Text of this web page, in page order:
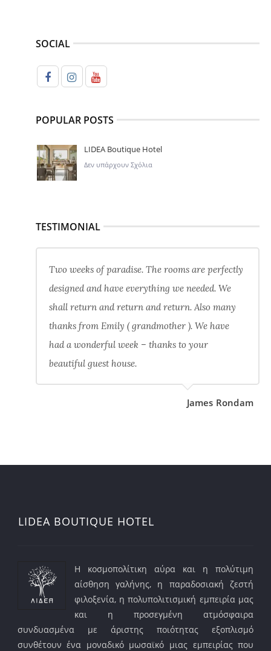
SOCIAL
POPULAR POSTS
LIDEA Boutique Hotel
Δεν υπάρχουν Σχόλια
TESTIMONIAL
Two weeks of paradise. The rooms are perfectly
designed and have everything we needed. We
shall return and return and return. Also many
thanks from Emily ( grandmother ). We have
had a wonderful week – thanks to your
beautiful guest house.
James Rondam
LIDEA BOUTIQUE HOTEL
Η κοσμοπολίτικη αύρα και η πολύτιμη
αίσθηση γαλήνης, η παραδοσιακή ζεστή
φιλοξενία, η πολυπολιτισμική εμπειρία μας
και η προσεγμένη ατμόσφαιρα
συνδυασμένα με άριστης ποιότητας εξοπλισμό
συνθέτουν ένα μοναδικό μωσαϊκό μιας εμπειρίας που